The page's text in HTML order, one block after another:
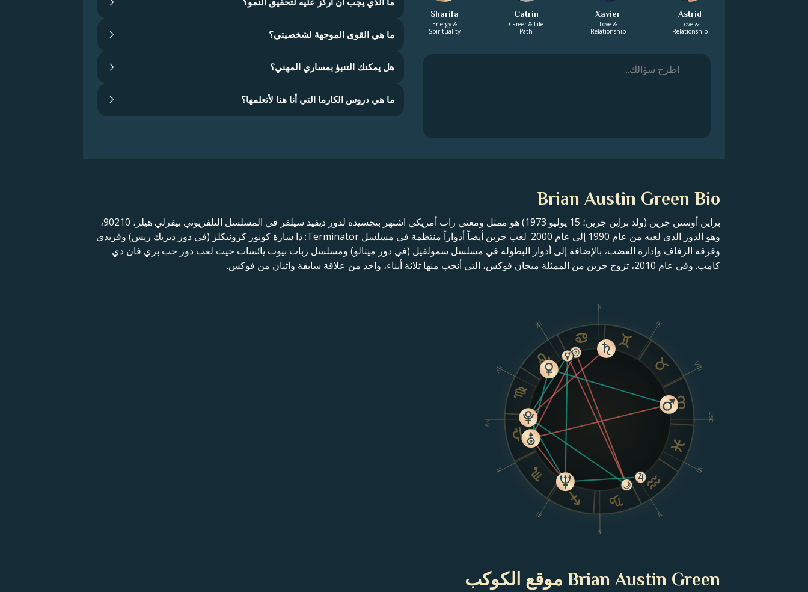
Astrid
Love &
Relationship
Xavier
Love &
Relationship
Catrin
Career & Life
Path
Sharifa
Energy &
Spirituality
ما هي القوى الموجهة لشخصيتي؟
هل يمكنك التنبؤ بمساري المهني؟
ما هي دروس الكارما التي أنا هنا لأتعلمها؟
Brian Austin Green Bio
براين أوستن جرين (ولد براين جرين؛ 15 يوليو 1973) هو ممثل ومغني راب أمريكي اشتهر بتجسيده لدور ديفيد سيلفر في المسلسل التلفزيوني بيفرلي هيلز، 90210،
وهو الدور الذي لعبه من عام 1990 إلى عام 2000. لعب جرين أيضاً أدواراً منتظمة في مسلسل Terminator: ذا سارة كونور كرونيكلز (في دور ديريك ريس) وفريدي
وفرقة الزفاف وإدارة الغضب، بالإضافة إلى أدوار البطولة في مسلسل سمولفيل (في دور ميتالو) ومسلسل ربات بيوت يائسات حيث لعب دور حب بري فان دي
كامب. وفي عام 2010، تزوج جرين من الممثلة ميجان فوكس، التي أنجب منها ثلاثة أبناء، واحد من علاقة سابقة واثنان من فوكس.
Asc
II
III
IV
V
VI
Dsc
VIII
IX
X
XI
XII
Brian Austin Green موقع الكوكب